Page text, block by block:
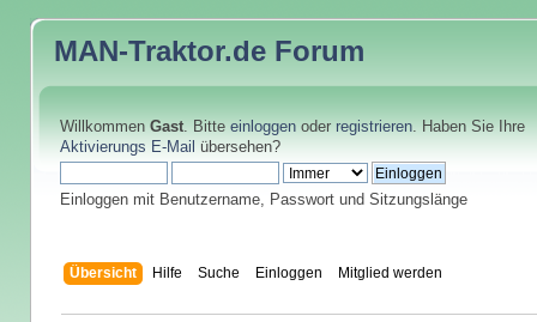
MAN-Traktor.de Forum
Willkommen Gast. Bitte einloggenoder registrieren. Haben Sie Ihre
Aktivierungs E-Mail übersehen?
Einloggen mit Benutzername, Passwort und Sitzungslänge
Übersicht Hilfe Suche Einloggen Mitglied werden